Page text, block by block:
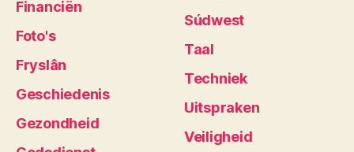
Financiën
Foto's
Fryslân
Geschiedenis
Gezondheid
Súdwest
Taal
Techniek
Uitspraken
Veiligheid